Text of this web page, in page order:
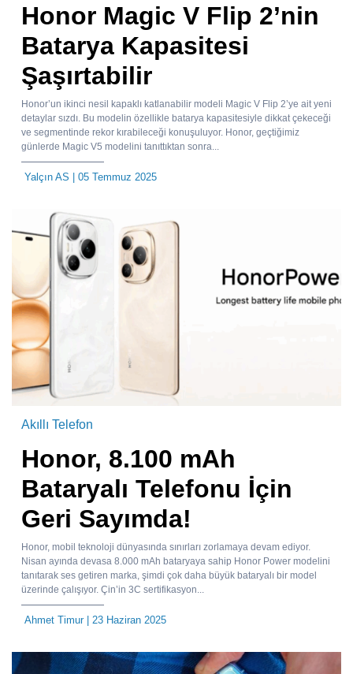
Honor Magic V Flip 2’nin
Batarya Kapasitesi
Şaşırtabilir
Honor’un ikinci nesil kapaklı katlanabilir modeli Magic V Flip 2’ye ait yeni
detaylar sızdı. Bu modelin özellikle batarya kapasitesiyle dikkat çekeceği
ve segmentinde rekor kırabileceği konuşuluyor. Honor, geçtiğimiz
günlerde Magic V5 modelini tanıttıktan sonra...
Yalçın AS | 05 Temmuz 2025
Akıllı Telefon
Honor, 8.100 mAh
Bataryalı Telefonu İçin
Geri Sayımda!
Honor, mobil teknoloji dünyasında sınırları zorlamaya devam ediyor.
Nisan ayında devasa 8.000 mAh bataryaya sahip Honor Power modelini
tanıtarak ses getiren marka, şimdi çok daha büyük bataryalı bir model
üzerinde çalışıyor. Çin’in 3C sertifikasyon...
Ahmet Timur| 23 Haziran 2025